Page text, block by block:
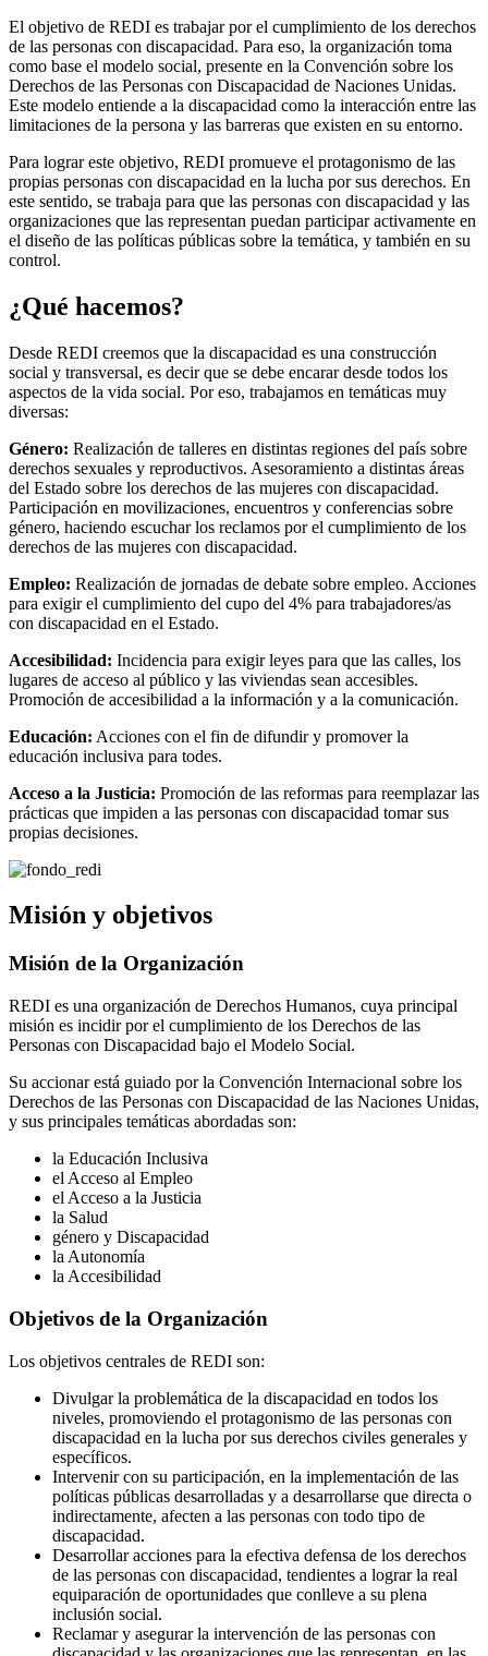
El objetivo de REDI es trabajar por el cumplimiento de los derechos
de las personas con discapacidad. Para eso, la organización toma
como base el modelo social, presente en la Convención sobre los
Derechos de las Personas con Discapacidad de Naciones Unidas.
Este modelo entiende a la discapacidad como la interacción entre las
limitaciones de la persona y las barreras que existen en su entorno.
Para lograr este objetivo, REDI promueve el protagonismo de las
propias personas con discapacidad en la lucha por sus derechos. En
este sentido, se trabaja para que las personas con discapacidad y las
organizaciones que las representan puedan participar activamente en
el diseño de las políticas públicas sobre la temática, y también en su
control.
¿Qué hacemos?
Desde REDI creemos que la discapacidad es una construcción
social y transversal, es decir que se debe encarar desde todos los
aspectos de la vida social. Por eso, trabajamos en temáticas muy
diversas:
Género: Realización de talleres en distintas regiones del país sobre
derechos sexuales y reproductivos. Asesoramiento a distintas áreas
del Estado sobre los derechos de las mujeres con discapacidad.
Participación en movilizaciones, encuentros y conferencias sobre
género, haciendo escuchar los reclamos por el cumplimiento de los
derechos de las mujeres con discapacidad.
Empleo: Realización de jornadas de debate sobre empleo. Acciones
para exigir el cumplimiento del cupo del 4% para trabajadores/as
con discapacidad en el Estado.
Accesibilidad: Incidencia para exigir leyes para que las calles, los
lugares de acceso al público y las viviendas sean accesibles.
Promoción de accesibilidad a la información y a la comunicación.
Educación: Acciones con el fin de difundir y promover la
educación inclusiva para todes.
Acceso a la Justicia: Promoción de las reformas para reemplazar las
prácticas que impiden a las personas con discapacidad tomar sus
propias decisiones.
Misión y objetivos
Misión de la Organización
REDI es una organización de Derechos Humanos, cuya principal
misión es incidir por el cumplimiento de los Derechos de las
Personas con Discapacidad bajo el Modelo Social.
Su accionar está guiado por la Convención Internacional sobre los
Derechos de las Personas con Discapacidad de las Naciones Unidas,
y sus principales temáticas abordadas son:
la Educación Inclusiva
el Acceso al Empleo
el Acceso a la Justicia
la Salud
género y Discapacidad
la Autonomía
la Accesibilidad
Objetivos de la Organización
Los objetivos centrales de REDI son:
Divulgar la problemática de la discapacidad en todos los
niveles, promoviendo el protagonismo de las personas con
discapacidad en la lucha por sus derechos civiles generales y
específicos.
Intervenir con su participación, en la implementación de las
políticas públicas desarrolladas y a desarrollarse que directa o
indirectamente, afecten a las personas con todo tipo de
discapacidad.
Desarrollar acciones para la efectiva defensa de los derechos
de las personas con discapacidad, tendientes a lograr la real
equiparación de oportunidades que conlleve a su plena
inclusión social.
Reclamar y asegurar la intervención de las personas con